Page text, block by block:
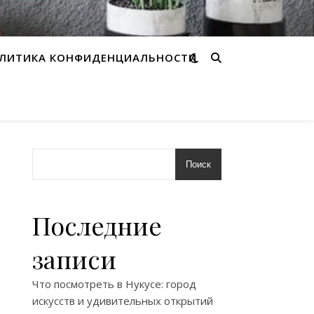
КОНФИДЕНЦИАЛЬНОСТИ
Поиск
Последние
записи
Что посмотреть в Нукусе: город
искусств и удивительных открытий